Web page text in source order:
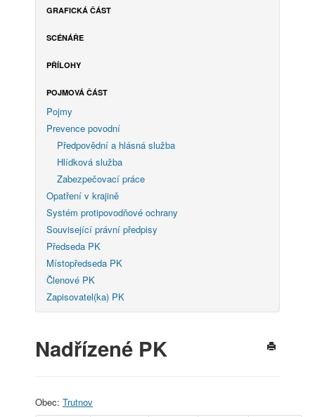
GRAFICKÁ ČÁST
SCÉNÁŘE
PŘÍLOHY
POJMOVÁ ČÁST
Pojmy
Prevence povodní
Předpovědní a hlásná služba
Hlídková služba
Zabezpečovací práce
Opatření v krajině
Systém protipovodňové ochrany
Související právní předpisy
Předseda PK
Místopředseda PK
Členové PK
Zapisovatel(ka) PK
Nadřízené PK
Obec: Trutnov